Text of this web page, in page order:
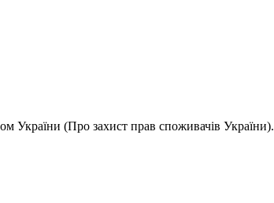
України (Про захист прав споживачів України).